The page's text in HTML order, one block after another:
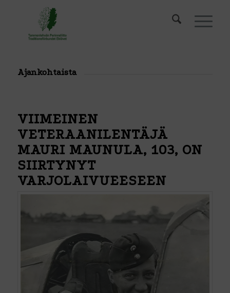
Ajankohtaista
VIIMEINEN
VETERAANILENTÄJÄ
MAURI MAUNULA, 103, ON
SIIRTYNYT
VARJOLAIVUEESEEN